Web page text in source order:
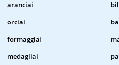
aranciai
orciai
formaggiai
medagliai